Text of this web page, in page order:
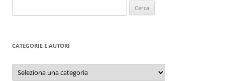
per:
CATEGORIE E AUTORI
Categorie